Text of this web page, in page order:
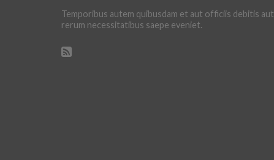
Temporibus autem quibusdam et aut officiis debitis aut
rerum necessitatibus saepe eveniet.